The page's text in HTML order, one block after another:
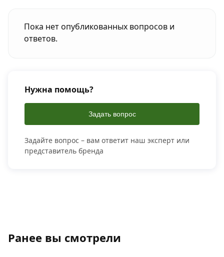
Пока нет опубликованных вопросов и
ответов.
Нужна помощь?
Задать вопрос
Задайте вопрос – вам ответит наш эксперт или
представитель бренда
Ранее вы смотрели